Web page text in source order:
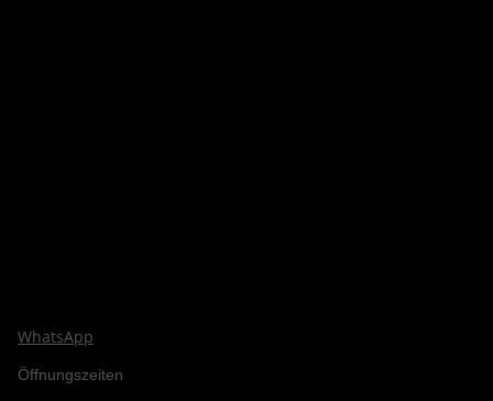
WhatsApp
Öffnungszeiten